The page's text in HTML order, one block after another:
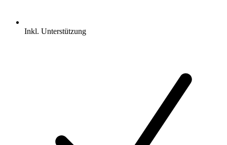
Inkl. Unterstützung